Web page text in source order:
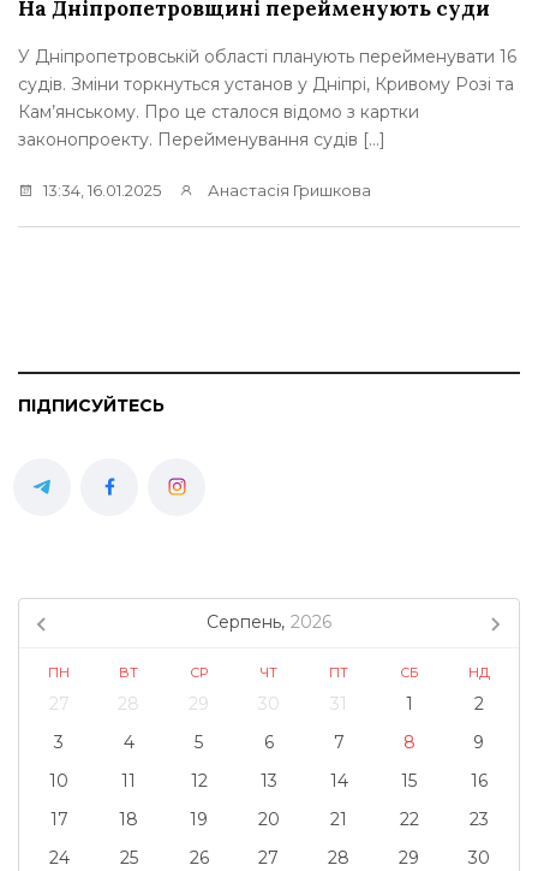
На Дніпропетровщині перейменують суди
У Дніпропетровській області планують перейменувати 16
судів. Зміни торкнуться установ у Дніпрі, Кривому Розі та
Кам’янському. Про це сталося відомо з картки
законопроекту. Перейменування судів […]
13:34, 16.01.2025 Анастасія Гришкова
ПІДПИСУЙТЕСЬ
Серпень, 2026
ПН ВТ СР ЧТ ПТ СБ НД
27 28 29 30 31 1
2
3
4 5 6 7 8
9
10
11 12 13 14 15
16
17
18 19 20 21 22
23
24
25 26 27 28 29
30